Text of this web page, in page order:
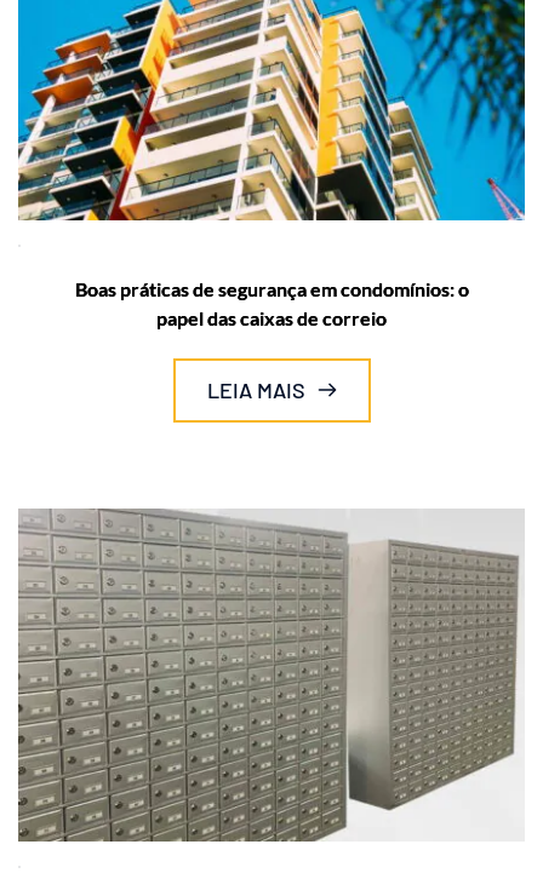
Boas práticas de segurança em condomínios: o
papel das caixas de correio
LEIA MAIS